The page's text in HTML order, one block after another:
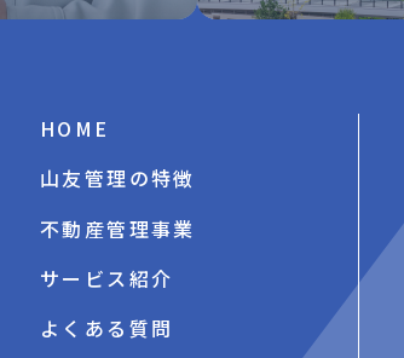
HOME
山友管理の特徴
不動産管理事業
サービス紹介
よくある質問